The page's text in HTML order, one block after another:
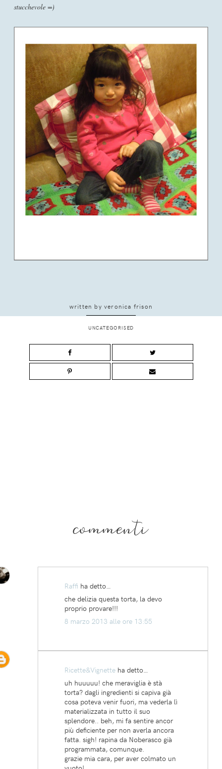
stucchevole =)
written byveronica frison
UNCATEGORISED
commenti
Raffi ha detto…
che delizia questa torta, la devo
proprio provare!!!
8 marzo 2013 alle ore 13:55
Ricette&Vignette ha detto…
uh huuuuu! che meraviglia è stà
torta? dagli ingredienti si capiva già
cosa poteva venir fuori, ma vederla lì
materializzata in tutto il suo
splendore.. beh, mi fa sentire ancor
più deficiente per non averla ancora
fatta. sigh! rapina da Noberasco già
programmata, comunque.
grazie mia cara, per aver colmato un